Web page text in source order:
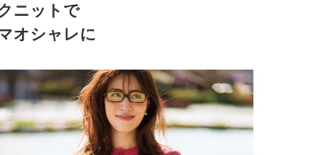
ニットで
オシャレに